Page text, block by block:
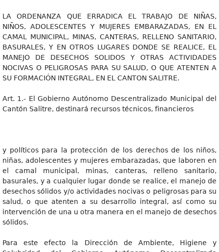
LA ORDENANZA QUE ERRADICA EL TRABAJO DE NIÑAS,
NIÑOS, ADOLESCENTES Y MUJERES EMBARAZADAS, EN EL
CAMAL MUNICIPAL, MINAS, CANTERAS, RELLENO SANITARIO,
BASURALES, Y EN OTROS LUGARES DONDE SE REALICE, EL
MANEJO DE DESECHOS SOLIDOS Y OTRAS ACTIVIDADES
NOCIVAS O PELIGROSAS PARA SU SALUD, O QUE ATENTEN A
SU FORMACIÓN INTEGRAL, EN EL CANTON SALITRE.
Art. 1.- El Gobierno Autónomo Descentralizado Municipal del
Cantón Salitre, destinará recursos técnicos, financieros
y políticos para la protección de los derechos de los niños,
niñas, adolescentes y mujeres embarazadas, que laboren en
el camal municipal, minas, canteras, relleno sanitario,
basurales, y a cualquier lugar donde se realice, el manejo de
desechos sólidos y/o actividades nocivas o peligrosas para su
salud, o que atenten a su desarrollo integral, así como su
intervención de una u otra manera en el manejo de desechos
sólidos.
Para este efecto la Dirección de Ambiente, Higiene y